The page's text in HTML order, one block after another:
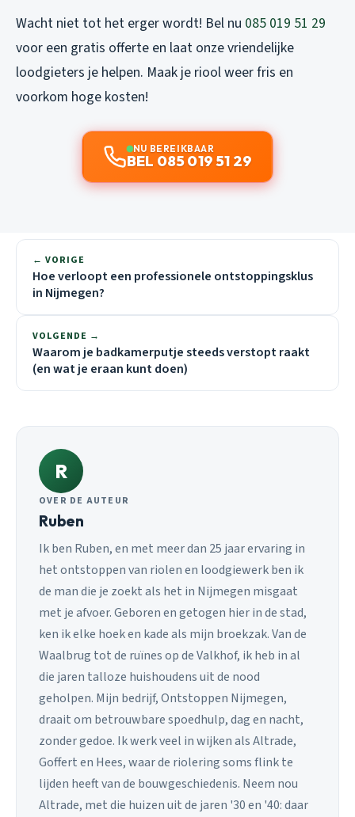
Wacht niet tot het erger wordt! Bel nu 085 019 51 29
voor een gratis offerte en laat onze vriendelijke
loodgieters je helpen. Maak je riool weer fris en
voorkom hoge kosten!
NU BEREIKBAAR
BEL 085 019 51 29
← VORIGE
Hoe verloopt een professionele ontstoppingsklus
in Nijmegen?
VOLGENDE →
Waarom je badkamerputje steeds verstopt raakt
(en wat je eraan kunt doen)
R
OVER DE AUTEUR
Ruben
Ik ben Ruben, en met meer dan 25 jaar ervaring in
het ontstoppen van riolen en loodgiewerk ben ik
de man die je zoekt als het in Nijmegen misgaat
met je afvoer. Geboren en getogen hier in de stad,
ken ik elke hoek en kade als mijn broekzak. Van de
Waalbrug tot de ruïnes op de Valkhof, ik heb in al
die jaren talloze huishoudens uit de nood
geholpen. Mijn bedrijf, Ontstoppen Nijmegen,
draait om betrouwbare spoedhulp, dag en nacht,
zonder gedoe. Ik werk veel in wijken als Altrade,
Goffert en Hees, waar de riolering soms flink te
lijden heeft van de bouwgeschiedenis. Neem nou
Altrade, met die huizen uit de jaren '30 en '40: daar